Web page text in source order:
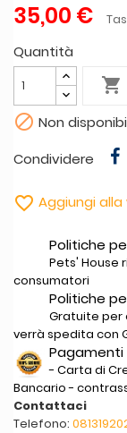
35,00 €
Quantità

 Non
Condividere
 Aggiungi alla
Politiche
Pets' House
consumatori
Politiche
Gratuite per
verrà spedita con
Pagamenti
- Carta di
Bancario -
Contattaci
Telefono: